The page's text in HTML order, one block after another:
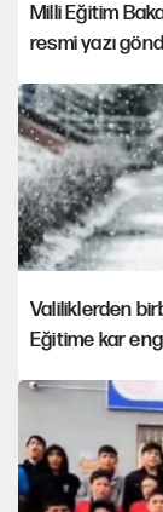
Milli Eğitim
resmi yazı
Valiliklerden
Eğitime kar